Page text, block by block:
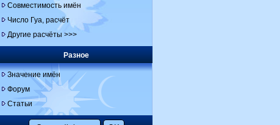
Совместимость имён
Число Гуа, расчёт
Другие расчёты >>>
Разное
Значение имён
Форум
Статьи